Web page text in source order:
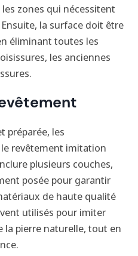
zones qui nécessitent
la surface doit être
éliminant toutes les
les anciennes
préparée, les
revêtement imitation
plusieurs couches,
posée pour garantir
de haute qualité
utilisés pour imiter
la pierre naturelle, tout en